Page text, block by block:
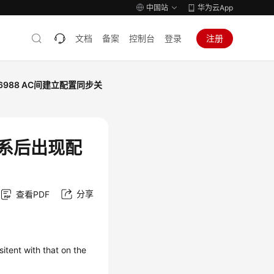
中国站 华为云App
文档 备案 控制台 登录 注册
AC间建立配置同步关
后出现配
查看PDF 分享
with that on the